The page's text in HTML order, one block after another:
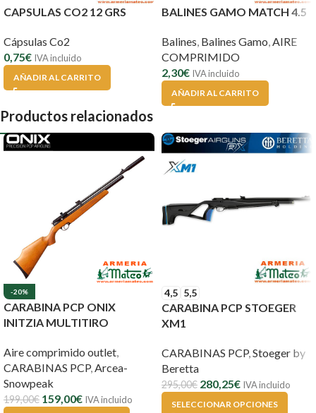
CAPSULAS CO2 12 GRS
Cápsulas Co2
0,75€ IVA incluido
AÑADIR AL CARRITO
BALINES GAMO MATCH 4.5
Balines, Balines Gamo,AIRE
COMPRIMIDO
2,30€ IVA incluido
AÑADIR AL CARRITO
Productos relacionados
-20%
CARABINA PCP ONIX
INITZIA MULTITIRO
Aire comprimido outlet,
CARABINAS PCP,Arcea-
Snowpeak
199,00€ 159,00€ IVA incluido
4,5 5,5
CARABINA PCP STOEGER
XM1
CARABINAS PCP,Stoeger by
Beretta
295,00€ 280,25€ IVA incluido
SELECCIONAR OPCIONES